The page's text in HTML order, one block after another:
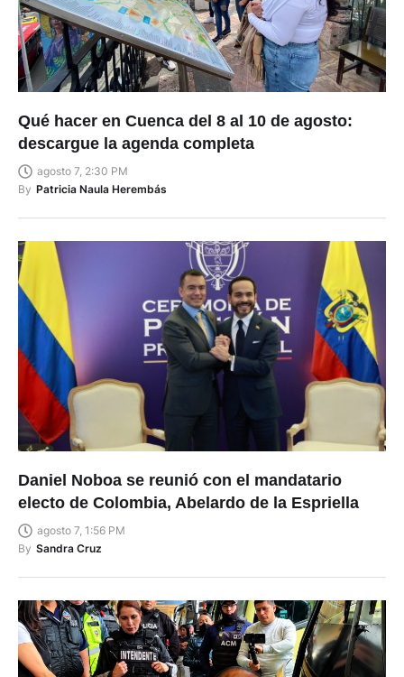
Qué hacer en Cuenca del 8 al 10 de agosto:
descargue la agenda completa
agosto 7, 2:30 PM
By Patricia Naula Herembás
Daniel Noboa se reunió con el mandatario
electo de Colombia, Abelardo de la Espriella
agosto 7, 1:56 PM
By Sandra Cruz